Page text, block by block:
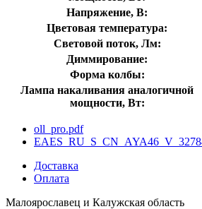
Напряжение, В:
Цветовая температура:
Световой поток, Лм:
Диммирование:
Форма колбы:
Лампа накаливания аналогичной
мощности, Вт:
oll_pro.pdf
Доставка
Оплата
Малоярославец и Калужская область